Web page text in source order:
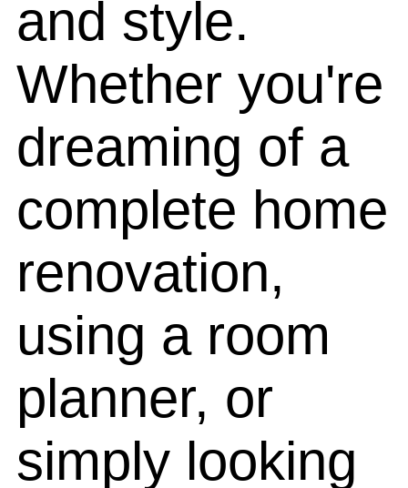
and style.
Whether you're
dreaming of a
complete home
renovation,
using a room
planner, or
simply looking